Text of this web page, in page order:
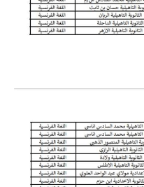
التوازيع المرحلية
أطر الأكاديميات
الإدارة التربوية